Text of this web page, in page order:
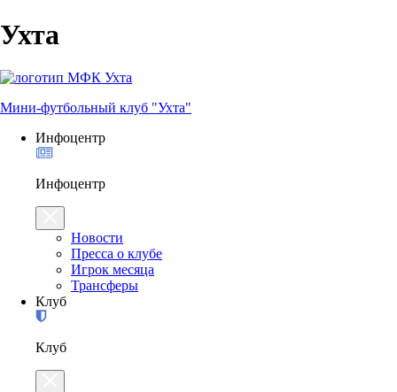
Ухта
Мини-футбольный клуб "Ухта"
Инфоцентр
Инфоцентр
Новости
Пресса о клубе
Игрок месяца
Трансферы
Клуб
Клуб